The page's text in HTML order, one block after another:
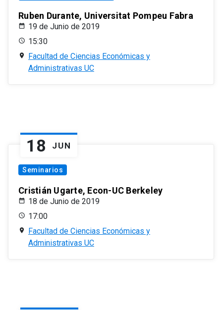
Ruben Durante, Universitat Pompeu Fabra
19 de Junio de 2019
15:30
Facultad de Ciencias Económicas y
Administrativas UC
18 JUN
Seminarios
Cristián Ugarte, Econ-UC Berkeley
18 de Junio de 2019
17:00
Facultad de Ciencias Económicas y
Administrativas UC